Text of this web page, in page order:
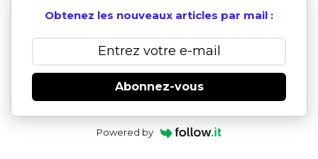
Obtenez les nouveaux articles par mail :
Abonnez-vous
Powered by